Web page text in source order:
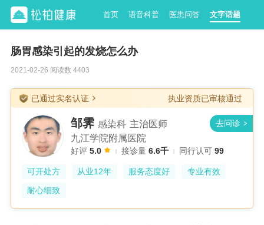
首页 语音科普 医患问答 文字话题
肠胃感染引起的发烧怎么办
2021-02-26 阅读数 4403
已通过实名认证 执业资质已审核通过
邹霁 感染科 主治医师
九江学院附属医院
好评5.0 接诊量6.6千 同行认可99
可开处方 从业12年 服务态度好
专业有效
耐心细致